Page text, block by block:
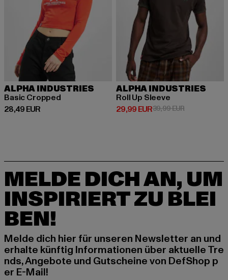
ALPHA INDUSTRIES
Basic Cropped
28,49 EUR
Derzeitiger Preis: 28,49 EUR
ALPHA INDUSTRIES
Roll Up Sleeve
29,99 EUR
Derzeitiger Preis: 29,99 EUR
39,99 EURAktionspreis:
MELDE DICH AN, UM
INSPIRIERT ZU BLEI
BEN!
Melde dich hier für unseren Newsletter an und
erhalte künftig Informationen über aktuelle Tre
nds, Angebote und Gutscheine von DefShop p
er E-Mail!